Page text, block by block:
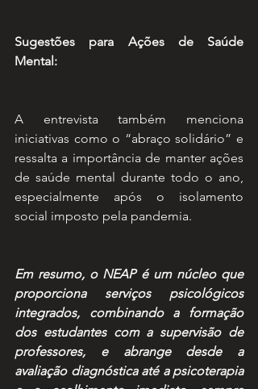
Sugestões para Ações de Saúde
Mental:
A entrevista também menciona
iniciativas como o “abraço solidário” e
ressalta a importância de manter ações
de saúde mental durante todo o ano,
especialmente após o isolamento
social imposto pela pandemia.
Em resumo, o NEAP é um núcleo que
proporciona serviços psicológicos
integrados, combinando a formação
dos estudantes com a supervisão de
professores, e abrange desde a
avaliação diagnóstica até a psicoterapia